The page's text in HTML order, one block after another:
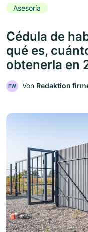
Asesoría
Cédula de
qué es,
obtenerla en
FW Von Redaktion